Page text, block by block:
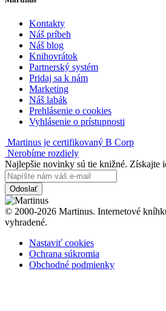
Kontakty
Náš príbeh
Náš blog
Knihovrátok
Partnerský systém
Pridaj sa k nám
Marketing
Náš labák
Prehlásenie o cookies
Vyhlásenie o prístupnosti
Martinus je certifikovaný B Corp
Nerobíme rozdiely
Najlepšie novinky sú tie knižné. Získajte
Odoslať
© 2000-2026 Martinus. Internetové
vyhradené.
Nastaviť cookies
Ochrana súkromia
Obchodné podmienky